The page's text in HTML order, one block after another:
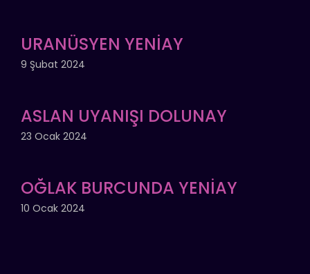
URANÜSYEN YENİAY
9 Şubat 2024
ASLAN UYANIŞI DOLUNAY
23 Ocak 2024
OĞLAK BURCUNDA YENİAY
10 Ocak 2024